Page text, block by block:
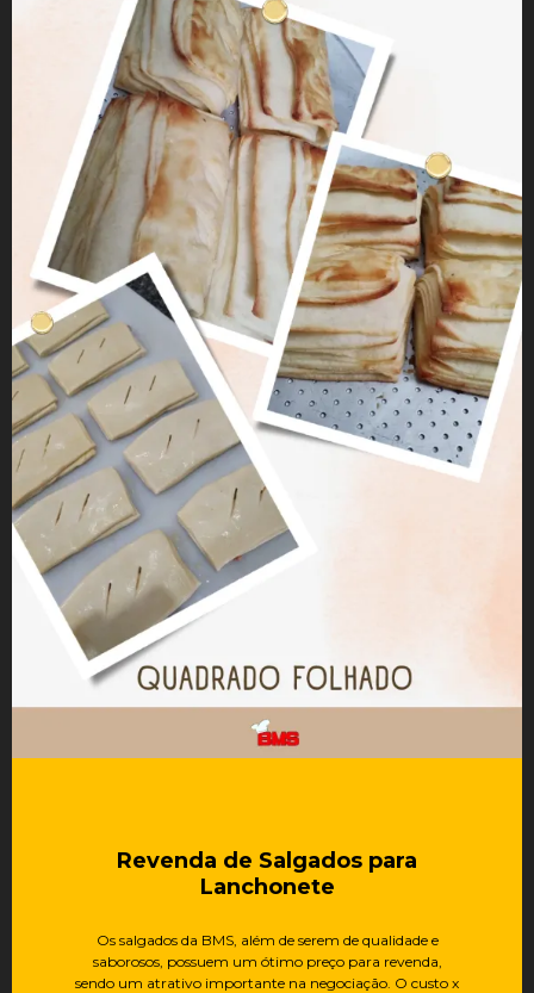
Revenda de Salgados para
Lanchonete
Os salgados da BMS, além de serem de qualidade e
saborosos, possuem um ótimo preço para revenda,
sendo um atrativo importante na negociação. O custo x